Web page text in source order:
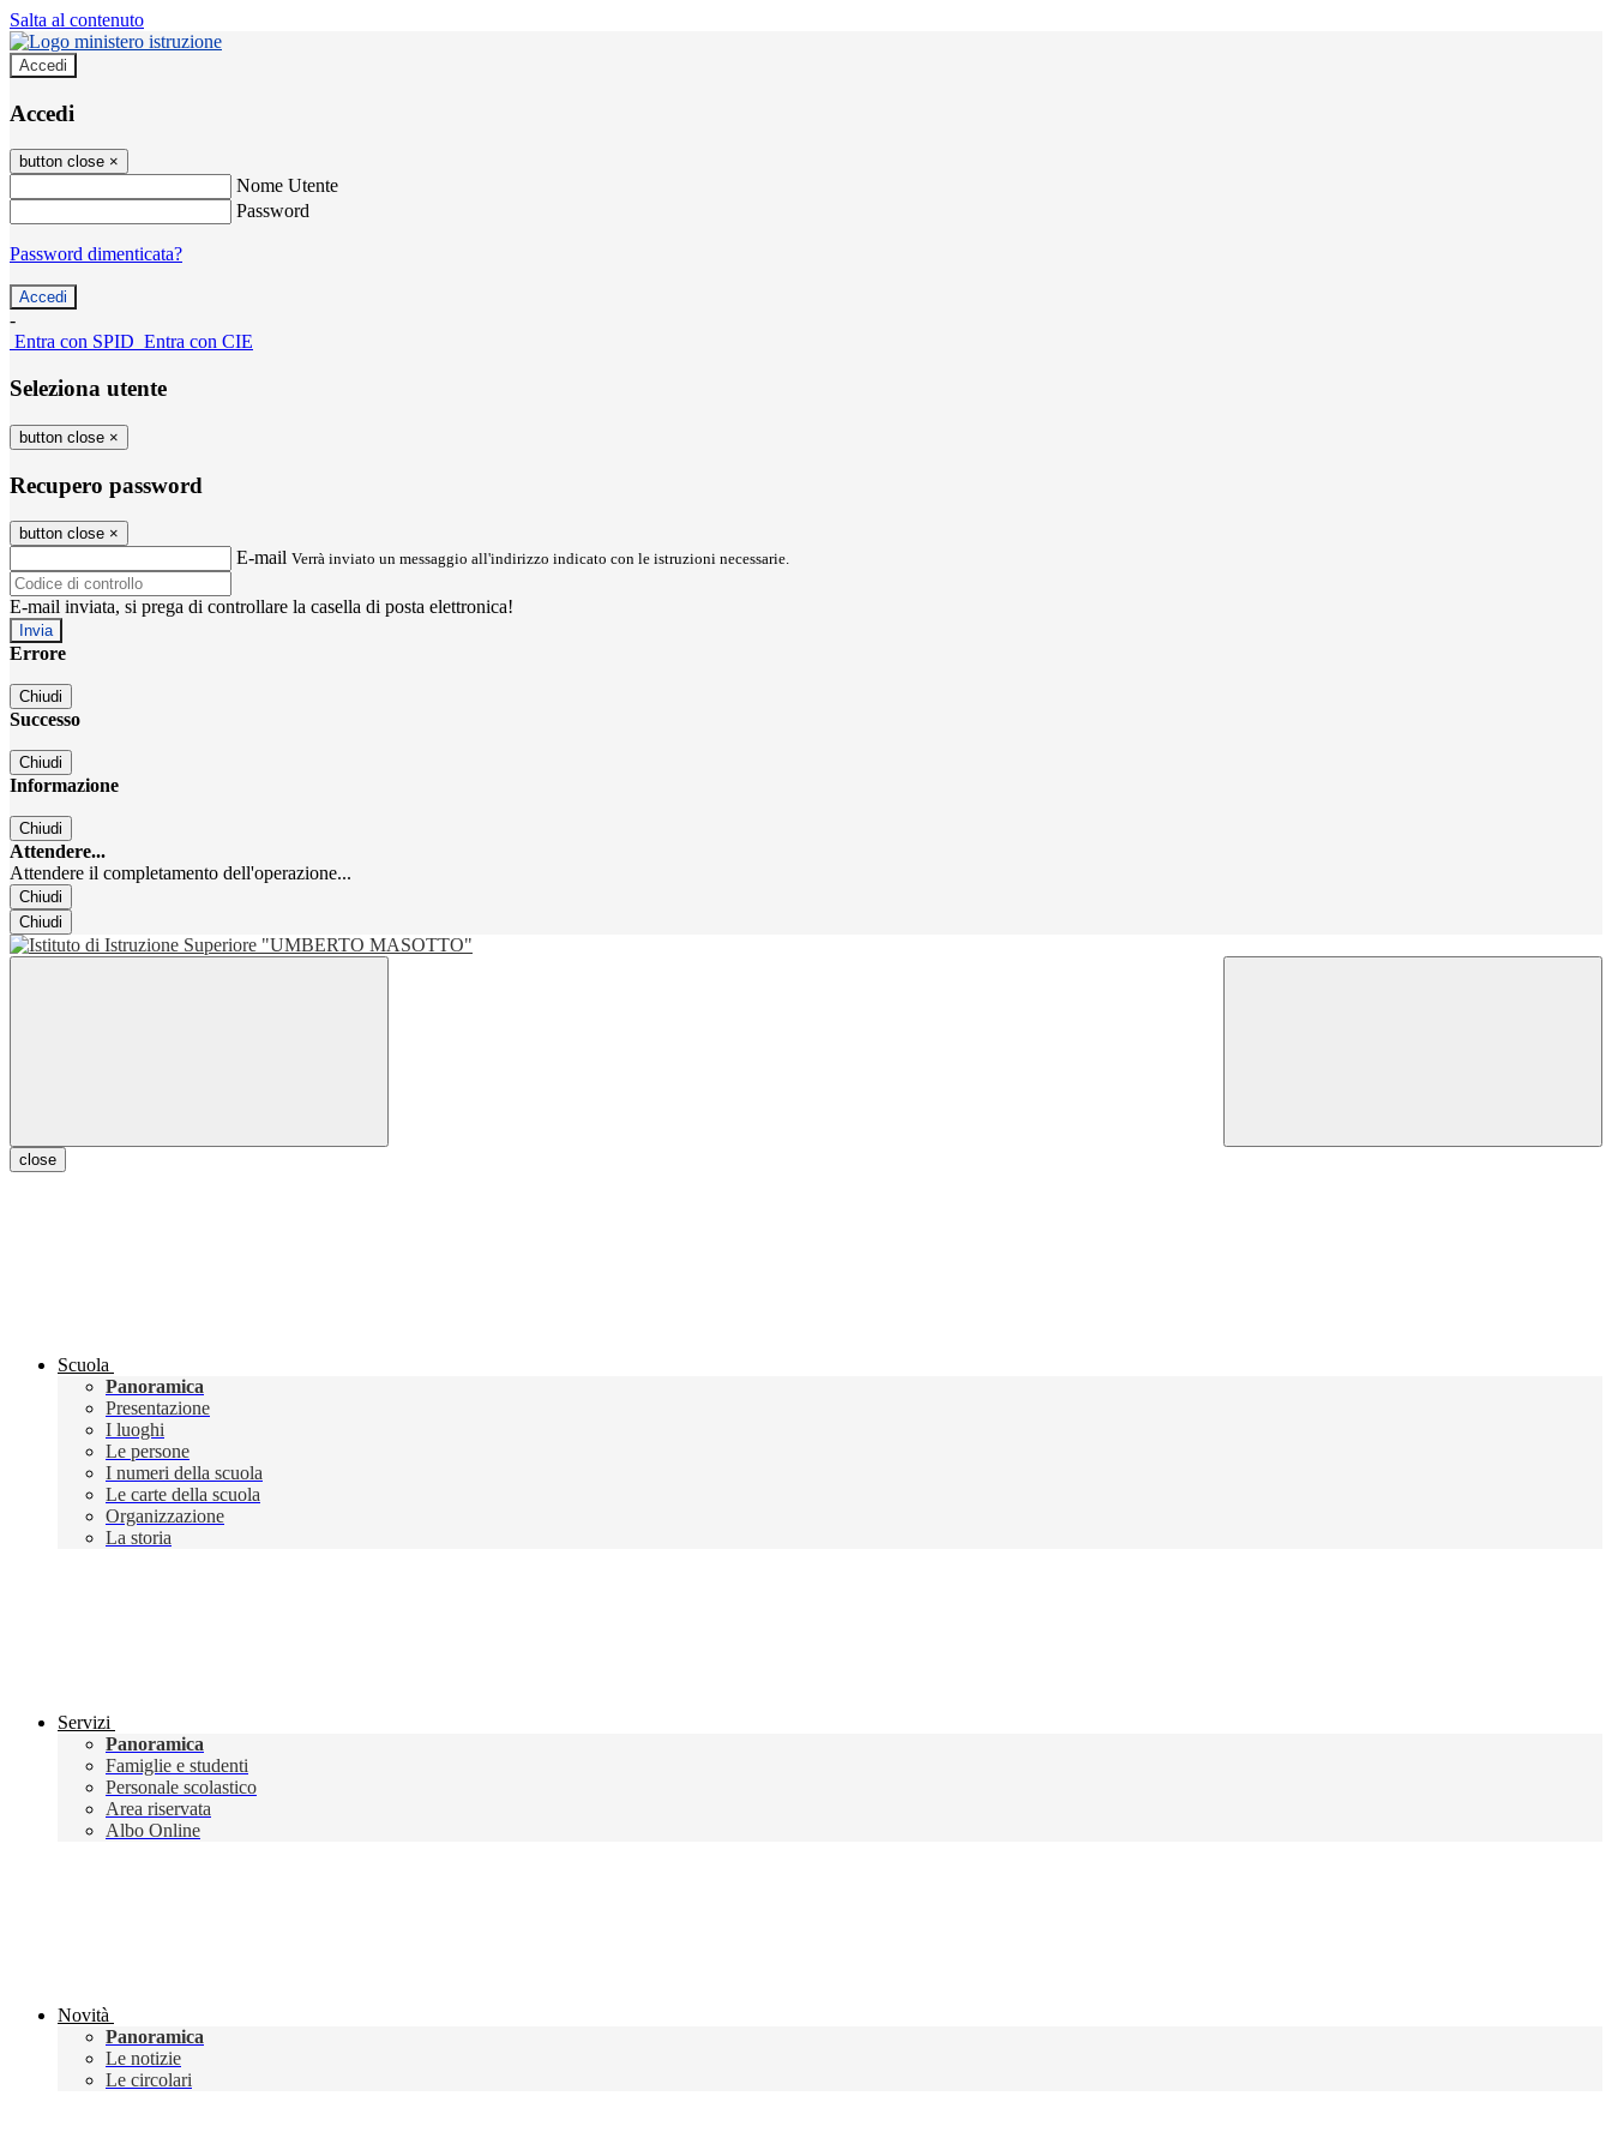
Salta al contenuto
Accedi
Accedi
button close ×
Nome Utente
Password
Password dimenticata?
-
Entra con SPID Entra con CIE
Seleziona utente
button close ×
Recupero password
button close ×
E-mail Verrà inviato un messaggio all'indirizzo indicato con le istruzioni necessarie.
E-mail inviata, si prega di controllare la casella di posta elettronica!
Errore
Chiudi
Successo
Chiudi
Informazione
Chiudi
Attendere...
Attendere il completamento dell'operazione...
Chiudi
Chiudi
close
Scuola
Panoramica
Presentazione
I luoghi
Le persone
I numeri della scuola
Le carte della scuola
Organizzazione
La storia
Servizi
Panoramica
Famiglie e studenti
Personale scolastico
Area riservata
Albo Online
Novità
Panoramica
Le notizie
Le circolari